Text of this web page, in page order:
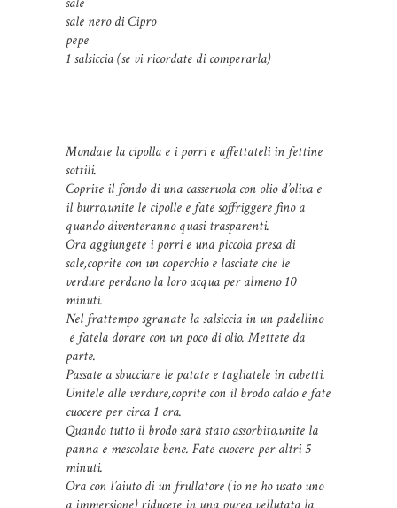
sale nero di Cipro
pepe
1 salsiccia (se vi ricordate di comperarla)
Mondate la cipolla e i porri e affettateli in fettine
sottili.
Coprite il fondo di una casseruola con olio d’oliva e
il burro,unite le cipolle e fate soffriggere fino a
quando diventeranno quasi trasparenti.
Ora aggiungete i porri e una piccola presa di
sale,coprite con un coperchio e lasciate che le
verdure perdano la loro acqua per almeno 10
minuti.
Nel frattempo sgranate la salsiccia in un padellino
e fatela dorare con un poco di olio. Mettete da
parte.
Passate a sbucciare le patate e tagliatele in cubetti.
Unitele alle verdure,coprite con il brodo caldo e fate
cuocere per circa 1 ora.
Quando tutto il brodo sarà stato assorbito,unite la
panna e mescolate bene. Fate cuocere per altri 5
minuti.
Ora con l’aiuto di un frullatore (io ne ho usato uno